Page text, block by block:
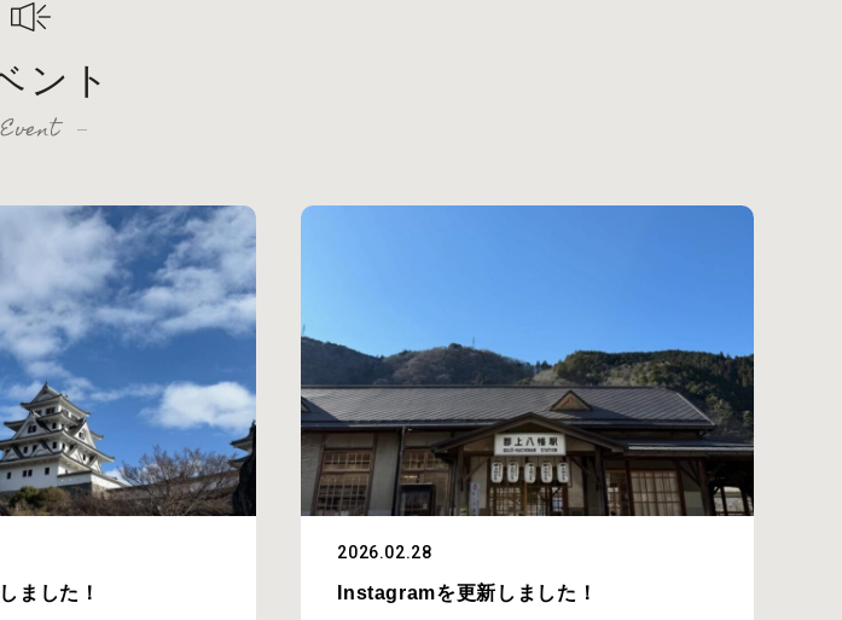
ント
Event
ました！
2026.02.28
Instagramを更新しました！